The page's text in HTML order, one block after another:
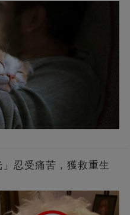
忍受痛苦，獲救重生